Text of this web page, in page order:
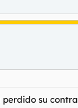
perdido su